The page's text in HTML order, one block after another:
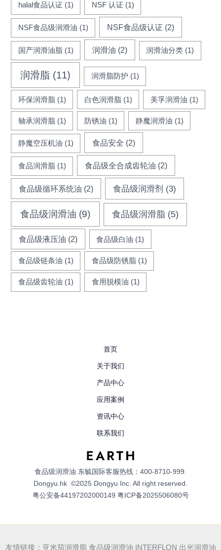
halal食品认证 (1) NSF 认证 (1)
NSF食品级润滑油 (1) NSF食品级认证 (2)
国产润滑油脂 (1) 润滑油 (2) 润滑油分类 (1)
润滑脂 (11) 润滑脂防护 (1)
环保润滑脂 (1) 白色润滑脂 (1) 美孚润滑油 (1)
轴承润滑脂 (1) 防锈油 (1) 静魔润滑油 (1)
静魔空压机油 (1) 食品安全 (2)
食品润滑脂 (1) 食品级全合成齿轮油 (2)
食品级循环系统油 (2) 食品级润滑剂 (3)
食品级润滑油 (9) 食品级润滑脂 (5)
食品级液压油 (2) 食品级白油 (1)
食品级链条油 (1) 食品级防锈脂 (1)
食品级齿轮油 (1) 食用脱模油 (1)
首页
关于我们
产品中心
应用案例
资讯中心
联系我们
食品级润滑油 东毓国际客服热线：400-8710-999.
Dongyu.hk ©2025 Dongyu Inc. All right reserved.
粤公安备44197202000149 粤ICP备2025506080号
友情链接：亚米茄润滑脂 食品级润滑油 INTERFLON 出光润滑油